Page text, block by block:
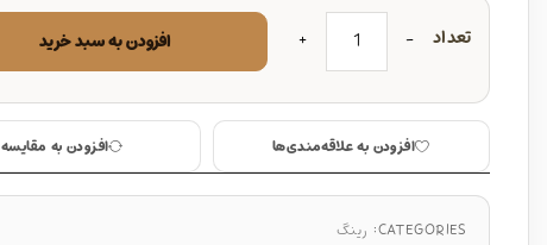
تعداد افزودن به سبد خرید
افزودن به علاقه‌مندی‌ها افزودن به مقایسه
CATEGORIES: رینگ